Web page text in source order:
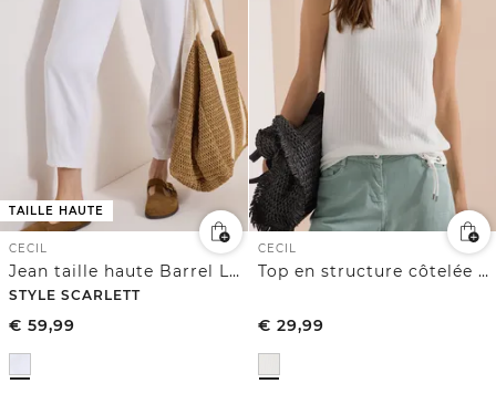
TAILLE HAUTE
CECIL
Jean taille haute Barrel Leg, coupe ample
STYLE SCARLETT
€ 59,99
CECIL
Top en structure côtelée avec col bateau
€ 29,99